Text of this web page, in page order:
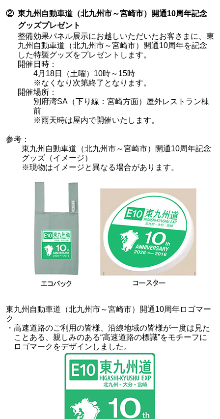
② 東九州自動車道（北九州市～宮崎市）開通10周年記念
グッズプレゼント
整備効果パネル展示にお越しいただいたお客さまに、東
九州自動車道（北九州市～宮崎市）開通10周年を記念
した特製グッズをプレゼントします。
開催日時：
4月18日（土曜）10時～15時
※なくなり次第終了となります。
開催場所：
別府湾SA（下り線：宮崎方面）屋外レストラン棟
前
※雨天時は屋内で開催いたします。
参考：
東九州自動車道（北九州市～宮崎市）開通10周年記念
グッズ （イメージ）
※現物はイメージと異なる場合があります。
東九州自動車道（北九州市～宮崎市）開通10周年ロゴマー
ク
・高速道路のご利用の皆様、沿線地域の皆様が一度は見た
ことある、親しみのある“高速道路の標識”をモチーフに
ロゴマークをデザインしました。